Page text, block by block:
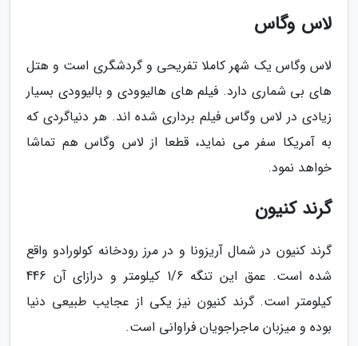
لاس وگاس
لاس وگاس یک شهر کاملا تفریحی و گردشگری است و هتل
های بی شماری دارد. فیلم های هالیوودی و بالیوودی بسیار
زیادی در لاس وگاس فیلم برداری شده اند. هر دنیاگردی که
به آمریکا سفر می نماید، قطعا از لاس وگاس هم تماشا
خواهد نمود.
گرند کنیون
گرند کنیون در شمال آریزونا و در مرز رودخانه کولورادو واقع
شده است. عمق این تنگه 1/6 کیلومتر و درازای آن 446
کیلومتر است. گرند کنیون نیز یکی از عجایب طبیعی دنیا
بوده و میزبان ماجراجویان فراوانی است.